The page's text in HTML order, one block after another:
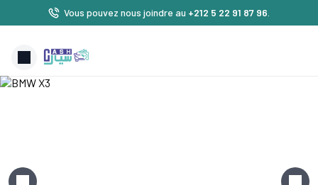
Vous pouvez nous joindre au +212 5 22 91 87 96